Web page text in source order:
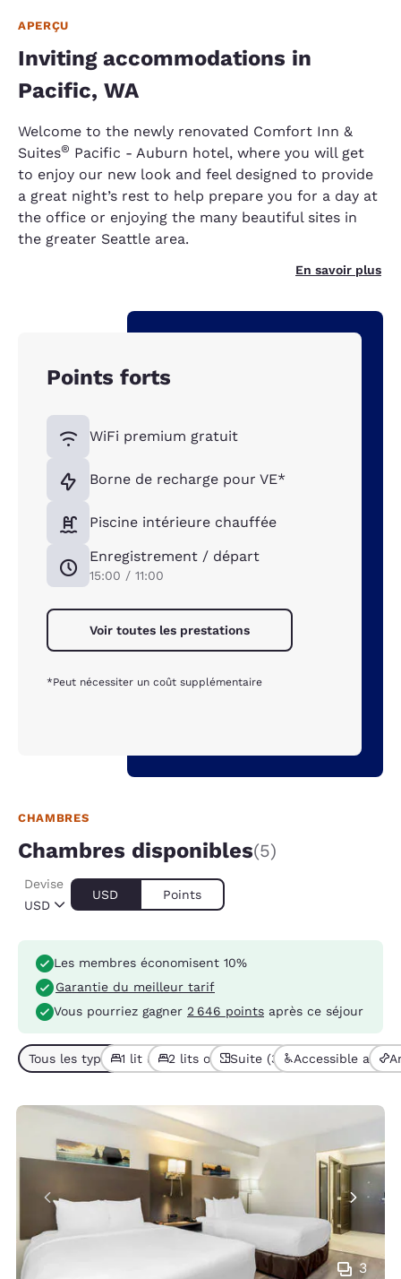
APERÇU
Inviting accommodations in
Pacific, WA
Welcome to the newly renovated Comfort Inn &
Suites® Pacific - Auburn hotel, where you will get
to enjoy our new look and feel designed to provide
a great night’s rest to help prepare you for a day at
the office or enjoying the many beautiful sites in
the greater Seattle area.
En savoir plus
Points forts
WiFi premium gratuit
Borne de recharge pour VE*
Piscine intérieure chauffée
Enregistrement / départ
15:00 / 11:00
Voir toutes les prestations
*Peut nécessiter un coût supplémentaire
CHAMBRES
Chambres disponibles(5)
USD
Devise
USD Points
Les membres économisent 10%
Garantie du meilleur tarif
Vous pourriez gagner 2 646 points après ce séjour
Tous les types de chambres (5)
1 lit (3) 2 lits ou + (2)Suite (3) Accessible aux
3